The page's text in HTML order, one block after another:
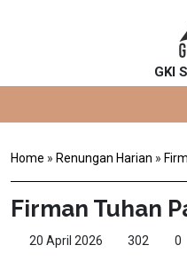
GKI
Home » Renungan Harian »
Firman Tuhan
20 April 2026 302 0